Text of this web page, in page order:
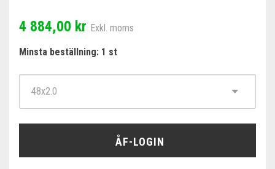
4 884,00 kr Exkl. moms
Minsta beställning: 1 st
ÅF-LOGIN